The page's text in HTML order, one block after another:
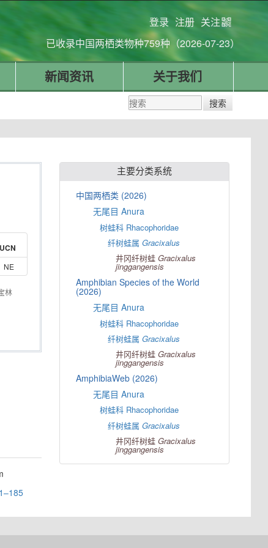
登录 注册 关注
已收录中国两栖类物种759种（2026-07-23）
新闻资讯 关于我们
NE
林
主要分类系统
中国两栖类 (2026)
无尾目 Anura
树蛙科 Rhacophoridae
纤树蛙属Gracixalus
井冈纤树蛙Gracixalus
jinggangensis
Amphibian Species of the World
(2026)
无尾目 Anura
树蛙科 Rhacophoridae
纤树蛙属Gracixalus
井冈纤树蛙Gracixalus
jinggangensis
AmphibiaWeb (2026)
无尾目 Anura
树蛙科 Rhacophoridae
纤树蛙属Gracixalus
井冈纤树蛙Gracixalus
jinggangensis